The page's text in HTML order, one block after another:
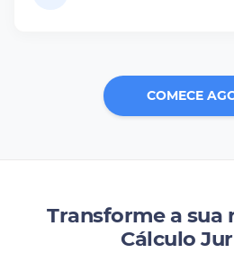
COMECE
Transforme a sua
Cálculo